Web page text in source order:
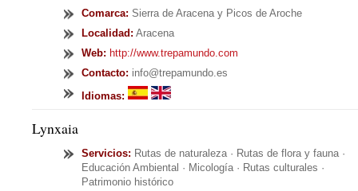
Comarca: Sierra de Aracena y Picos de Aroche
Localidad: Aracena
Web: http://www.trepamundo.com
Contacto: info@trepamundo.es
Idiomas:
Lynxaia
Servicios: Rutas de naturaleza · Rutas de flora y fauna ·
Educación Ambiental · Micología · Rutas culturales ·
Patrimonio histórico